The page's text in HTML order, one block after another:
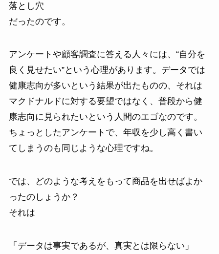
落とし穴
だったのです。
アンケートや顧客調査に答える人々には、“自分を
良く見せたい”という心理があります。データでは
健康志向が多いという結果が出たものの、それは
マクドナルドに対する要望ではなく、普段から健
康志向に見られたいという人間のエゴなのです。
ちょっとしたアンケートで、年収を少し高く書い
てしまうのも同じような心理ですね。
では、どのような考えをもって商品を出せばよか
ったのしょうか？
それは
「データは事実であるが、真実とは限らない」